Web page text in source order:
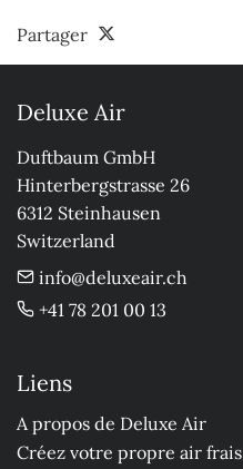
Partager
Deluxe Air
Duftbaum GmbH
Hinterbergstrasse 26
6312 Steinhausen
Switzerland
info@deluxeair.ch
+41 78 201 00 13
Liens
A propos de Deluxe Air
Créez votre propre air frais